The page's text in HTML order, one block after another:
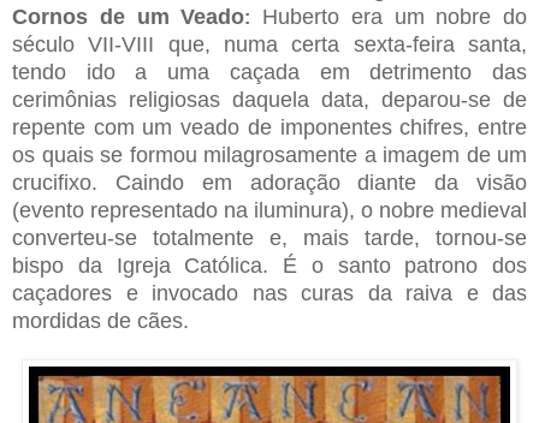
Cornos de um Veado:
Huberto era um nobre do
século VII-VIII que, numa certa sexta-feira santa,
tendo ido a uma caçada em detrimento das
cerimônias religiosas daquela data, deparou-se de
repente com um veado de imponentes chifres, entre
os quais se formou milagrosamente a imagem de um
crucifixo. Caindo em adoração diante da visão
(evento representado na iluminura), o nobre medieval
converteu-se totalmente e, mais tarde, tornou-se
bispo da Igreja Católica. É o santo patrono dos
caçadores e invocado nas curas da raiva e das
mordidas de cães.